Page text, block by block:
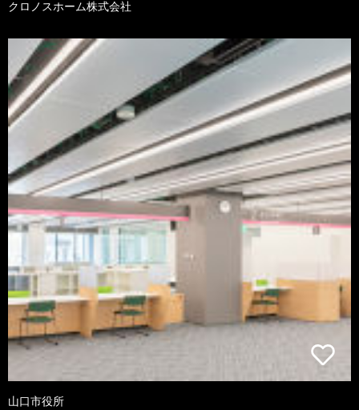
クロノスホーム株式会社
山口市役所